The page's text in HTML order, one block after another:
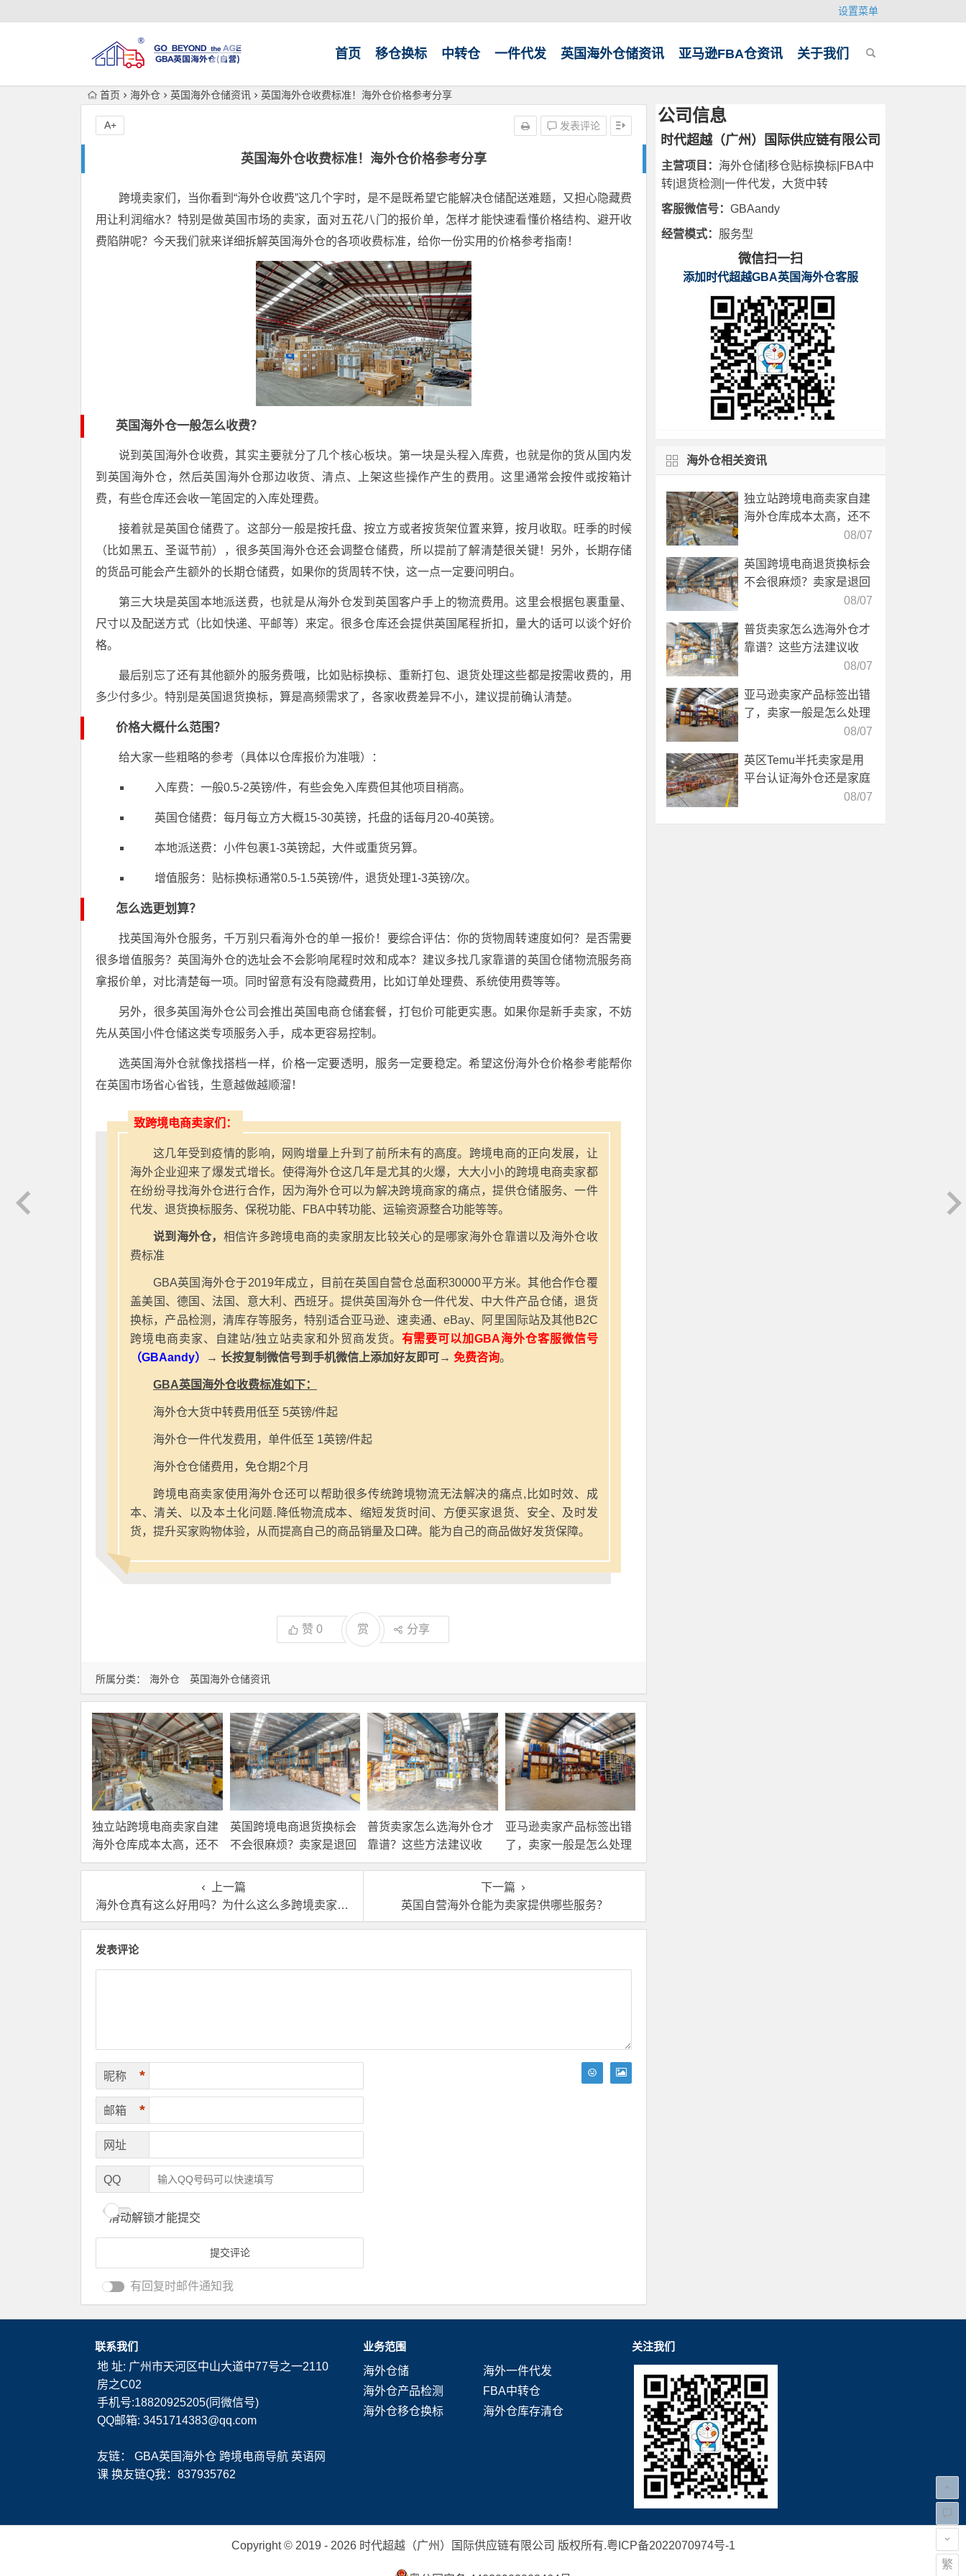
设置菜单
首页 移仓换标 中转仓 一件代发 英国海外仓储资讯 亚马逊FBA仓资讯 关于我们
首页 海外仓 英国海外仓储资讯 英国海外仓收费标准！海外仓价格参考分享
英国海外仓收费标准！海外仓价格参考分享
发表评论
A+
所属分类： 海外仓 英国海外仓储资讯
跨境卖家们，当你看到“海外仓收费”这几个字时，是不是既希望它能解决仓储配送难题，又担心隐藏费
用让利润缩水？特别是做英国市场的卖家，面对五花八门的报价单，怎样才能快速看懂价格结构、避开收
费陷阱呢？今天我们就来详细拆解英国海外仓的各项收费标准，给你一份实用的价格参考指南！
英国海外仓一般怎么收费？
说到英国海外仓收费，其实主要就分了几个核心板块。第一块是头程入库费，也就是你的货从国内发
到英国海外仓，然后英国海外仓那边收货、清点、上架这些操作产生的费用。这里通常会按件或按箱计
费，有些仓库还会收一笔固定的入库处理费。
接着就是英国仓储费了。这部分一般是按托盘、按立方或者按货架位置来算，按月收取。旺季的时候
（比如黑五、圣诞节前），很多英国海外仓还会调整仓储费，所以提前了解清楚很关键！另外，长期存储
的货品可能会产生额外的长期仓储费，如果你的货周转不快，这一点一定要问明白。
第三大块是英国本地派送费，也就是从海外仓发到英国客户手上的物流费用。这里会根据包裹重量、
尺寸以及配送方式（比如快递、平邮等）来定。很多仓库还会提供英国尾程折扣，量大的话可以谈个好价
格。
最后别忘了还有其他额外的服务费哦，比如贴标换标、重新打包、退货处理这些都是按需收费的，用
多少付多少。特别是英国退货换标，算是高频需求了，各家收费差异不小，建议提前确认清楚。
价格大概什么范围？
给大家一些粗略的参考（具体以仓库报价为准哦）：
入库费：一般0.5-2英镑/件，有些会免入库费但其他项目稍高。
英国仓储费：每月每立方大概15-30英镑，托盘的话每月20-40英镑。
本地派送费：小件包裹1-3英镑起，大件或重货另算。
增值服务：贴标换标通常0.5-1.5英镑/件，退货处理1-3英镑/次。
怎么选更划算？
找英国海外仓服务，千万别只看海外仓的单一报价！要综合评估：你的货物周转速度如何？是否需要
很多增值服务？英国海外仓的选址会不会影响尾程时效和成本？建议多找几家靠谱的英国仓储物流服务商
拿报价单，对比清楚每一项。同时留意有没有隐藏费用，比如订单处理费、系统使用费等等。
另外，很多英国海外仓公司会推出英国电商仓储套餐，打包价可能更实惠。如果你是新手卖家，不妨
先从英国小件仓储这类专项服务入手，成本更容易控制。
选英国海外仓就像找搭档一样，价格一定要透明，服务一定要稳定。希望这份海外仓价格参考能帮你
在英国市场省心省钱，生意越做越顺溜！
致跨境电商卖家们：
这几年受到疫情的影响，网购增量上升到了前所未有的高度。跨境电商的正向发展，让
海外企业迎来了爆发式增长。使得海外仓这几年是尤其的火爆，大大小小的跨境电商卖家都
在纷纷寻找海外仓进行合作，因为海外仓可以为解决跨境商家的痛点，提供仓储服务、一件
代发、退货换标服务、保税功能、FBA中转功能、运输资源整合功能等等。
说到海外仓， 相信许多跨境电商的卖家朋友比较关心的是哪家海外仓靠谱以及海外仓收
费标准
GBA英国海外仓于2019年成立，目前在英国自营仓总面积30000平方米。其他合作仓覆
盖美国、德国、法国、意大利、西班牙。提供英国海外仓一件代发、中大件产品仓储，退货
换标，产品检测，清库存等服务，特别适合亚马逊、速卖通、eBay、阿里国际站及其他B2C
跨境电商卖家、自建站/独立站卖家和外贸商发货。 有需要可以加GBA海外仓客服微信号
（GBAandy）
→ 长按复制微信号到手机微信上添加好友即可→ 免费咨询。
GBA英国海外仓收费标准如下：
海外仓大货中转费用低至 5英镑/件起
海外仓一件代发费用，单件低至 1英镑/件起
海外仓仓储费用，免仓期2个月
跨境电商卖家使用海外仓还可以帮助很多传统跨境物流无法解决的痛点,比如时效、成
本、清关、以及本土化问题.降低物流成本、缩短发货时间、方便买家退货、安全、及时发
货，提升买家购物体验，从而提高自己的商品销量及口碑。能为自己的商品做好发货保障。
赞 0 赏 分享
独立站跨境电商卖家自建
海外仓库成本太高，还不
如直接找第三方自营海外
英国跨境电商退货换标会
不会很麻烦？卖家是退回
国内还是在海外直接处
理？
普货卖家怎么选海外仓才
靠谱？这些方法建议收
藏！
亚马逊卖家产品标签出错
了，卖家一般是怎么处理
的？
上一篇
海外仓真有这么好用吗？为什么这么多跨境卖家使用
下一篇
英国自营海外仓能为卖家提供哪些服务？
发表评论
昵称 *
邮箱 *
网址
QQ
滑动解锁才能提交
有回复时邮件通知我
公司信息
时代超越（广州）国际供应链有限公司
主营项目： 海外仓储|移仓贴标换标|FBA中
转|退货检测|一件代发，大货中转
客服微信号： GBAandy
经营模式： 服务型
微信扫一扫
添加时代超越GBA英国海外仓客服
海外仓相关资讯
独立站跨境电商卖家自建
海外仓库成本太高，还不
如直接找第三方自营海外
08/07
英国跨境电商退货换标会
不会很麻烦？卖家是退回
国内还是在海外直接处08/07
普货卖家怎么选海外仓才
靠谱？这些方法建议收
08/07
亚马逊卖家产品标签出错
了，卖家一般是怎么处理
08/07
英区Temu半托卖家是用
平台认证海外仓还是家庭
08/07
联系我们
地 址: 广州市天河区中山大道中77号之一2110
房之C02
手机号:18820925205(同微信号)
QQ邮箱: 3451714383@qq.com
友链： GBA英国海外仓 跨境电商导航 英语网
课 换友链Q我：837935762
业务范围
海外仓储
海外一件代发
海外仓产品检测
FBA中转仓
海外仓移仓换标
海外仓库存清仓
关注我们
Copyright © 2019 - 2026 时代超越（广州）国际供应链有限公司 版权所有.粤ICP备2022070974号-1
繁